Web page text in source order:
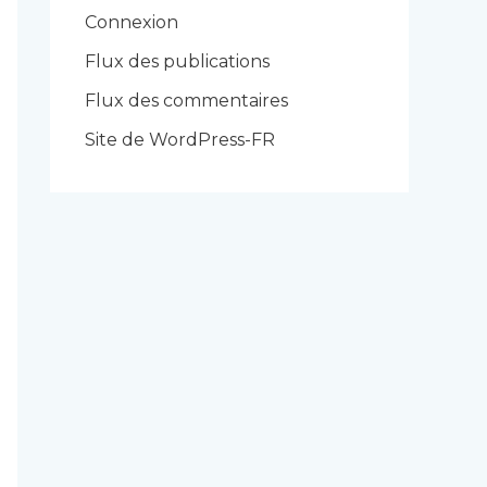
r
i
Connexion
Flux des publications
Flux des commentaires
Site de WordPress-FR